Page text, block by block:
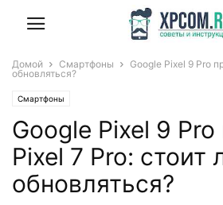
Домой Смартфоны
Google Pixel 9 Pro
обновляться?
Смартфоны
Google Pixel 9 Pro
Pixel 7 Pro: стоит
обновляться?